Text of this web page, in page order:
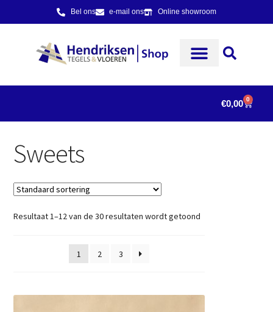
Bel ons e-mail ons Online showroom
€0,00 0
Sweets
Resultaat 1–12 van de 30 resultaten wordt getoond
1 2 3